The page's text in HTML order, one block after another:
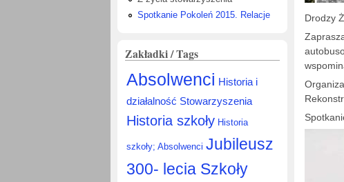
Spotkanie Pokoleń 2015. Relacje
Zakładki / Tags
Absolwenci Historia i
działalność Stowarzyszenia
Historia szkoły Historia
szkoły; Absolwenci Jubileusz
300- lecia Szkoły
Drodzy